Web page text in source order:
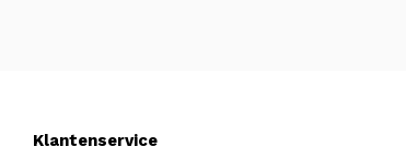
Klantenservice